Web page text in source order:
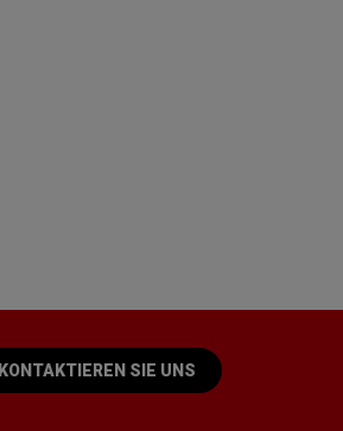
KONTAKTIEREN SIE UNS